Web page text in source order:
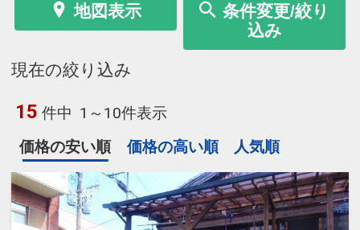
地図表示
条件変更/絞り
込み
現在の絞り込み
15 件中 1～10件表示
価格の安い順
価格の高い順 人気順